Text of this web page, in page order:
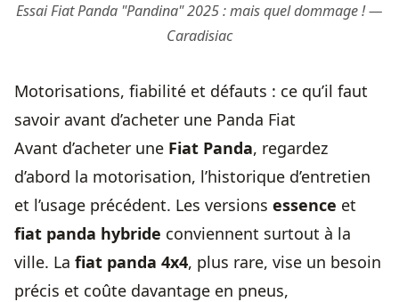
Essai Fiat Panda "Pandina" 2025 : mais quel dommage ! —
Caradisiac
Motorisations, fiabilité et défauts : ce qu’il faut
savoir avant d’acheter une Panda Fiat
Avant d’acheter une Fiat Panda, regardez
d’abord la motorisation, l’historique d’entretien
et l’usage précédent. Les versions essence et
fiat panda hybride conviennent surtout à la
ville. La fiat panda 4x4, plus rare, vise un besoin
précis et coûte davantage en pneus,